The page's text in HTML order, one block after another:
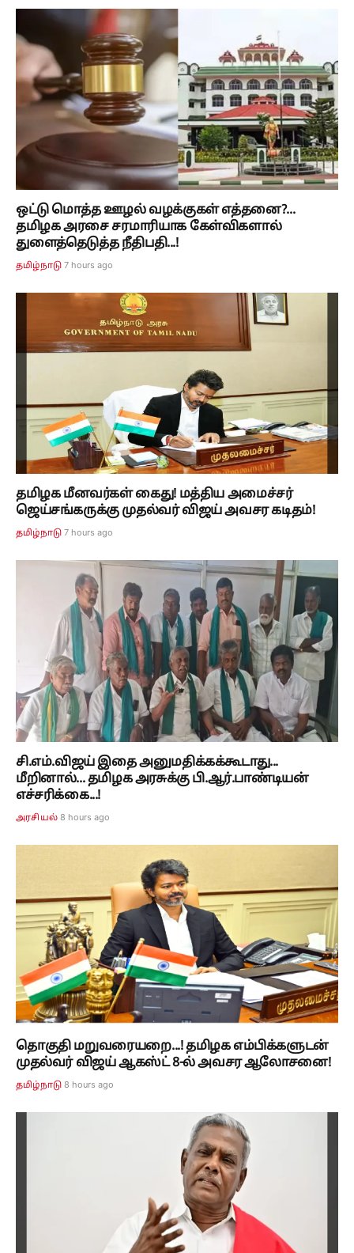
ஒட்டு மொத்த ஊழல் வழக்குகள் எத்தனை?...
தமிழக அரசை சரமாரியாக கேள்விகளால்
துளைத்தெடுத்த நீதிபதி...!
தமிழ்நாடு 7 hours ago
தமிழக மீனவர்கள் கைது! மத்திய அமைச்சர்
ஜெய்சங்கருக்கு முதல்வர் விஜய் அவசர கடிதம்!
தமிழ்நாடு 7 hours ago
சி.எம்.விஜய் இதை அனுமதிக்கக்கூடாது...
மீறினால்... தமிழக அரசுக்கு பி.ஆர்.பாண்டியன்
எச்சரிக்கை...!
அரசியல் 8 hours ago
தொகுதி மறுவரையறை...! தமிழக எம்பிக்களுடன்
முதல்வர் விஜய் ஆகஸ்ட் 8-ல் அவசர ஆலோசனை!
தமிழ்நாடு 8 hours ago